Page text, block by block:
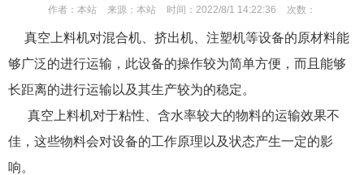
作者： 本站 来源： 本站 时间： 2022/8/1 14:22:36 次数：
真空上料机对混合机、挤出机、注塑机等设备的原材料能
够广泛的进行运输，此设备的操作较为简单方便，而且能够
长距离的进行运输以及其生产较为的稳定。
真空上料机对于粘性、含水率较大的物料的运输效果不
佳，这些物料会对设备的工作原理以及状态产生一定的影
响。